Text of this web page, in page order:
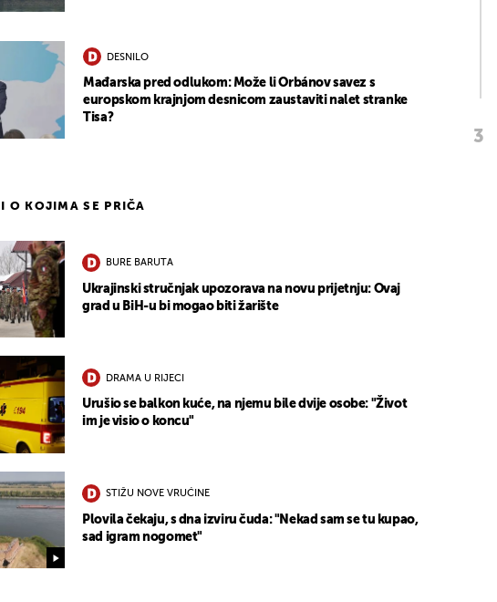
DESNILO
Mađarska pred odlukom: Može li Orbánov savez s
europskom krajnjom desnicom zaustaviti nalet stranke
Tisa?
O KOJIMA SE PRIČA
BURE BARUTA
Ukrajinski stručnjak upozorava na novu prijetnju: Ovaj
grad u BiH-u bi mogao biti žarište
DRAMA U RIJECI
Urušio se balkon kuće, na njemu bile dvije osobe: "Život
im je visio o koncu"
STIŽU NOVE VRUĆINE
Plovila čekaju, s dna izviru čuda: "Nekad sam se tu kupao,
sad igram nogomet"